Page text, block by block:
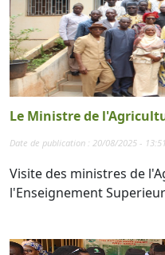
Le Ministre de
Date de publication : 20/08/2025 -
Visite des ministres de
l'Enseignement